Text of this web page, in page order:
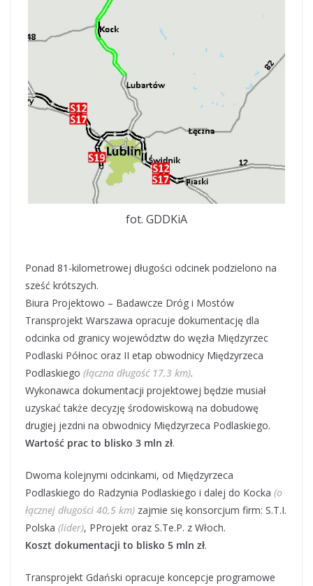
fot. GDDKiA
Ponad 81-kilometrowej długości odcinek podzielono na
sześć krótszych.
Biura Projektowo – Badawcze Dróg i Mostów
Transprojekt Warszawa opracuje dokumentację dla
odcinka od granicy województw do węzła Międzyrzec
Podlaski Północ oraz II etap obwodnicy Międzyrzeca
Podlaskiego (łączna długość 17,3 km).
Wykonawca dokumentacji projektowej będzie musiał
uzyskać także decyzję środowiskową na dobudowę
drugiej jezdni na obwodnicy Międzyrzeca Podlaskiego.
Wartość prac to blisko 3 mln zł.
Dwoma kolejnymi odcinkami, od Międzyrzeca
Podlaskiego do Radzynia Podlaskiego i dalej do Kocka (o
łącznej długości 40,5 km) zajmie się konsorcjum firm: S.T.I.
Polska (lider), PProjekt oraz S.Te.P. z Włoch.
Koszt dokumentacji to blisko 5 mln zł.
Transprojekt Gdański opracuje koncepcje programowe